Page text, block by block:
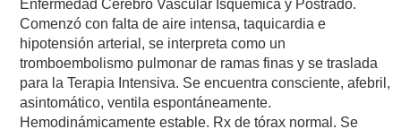
Enfermedad Cerebro Vascular Isquémica y Postrado.
Comenzó con falta de aire intensa, taquicardia e
hipotensión arterial, se interpreta como un
tromboembolismo pulmonar de ramas finas y se traslada
para la Terapia Intensiva. Se encuentra consciente, afebril,
asintomático, ventila espontáneamente.
Hemodinámicamente estable. Rx de tórax normal. Se